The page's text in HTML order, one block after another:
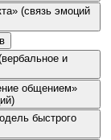
(связь эмоций
и
общением»
быстрого